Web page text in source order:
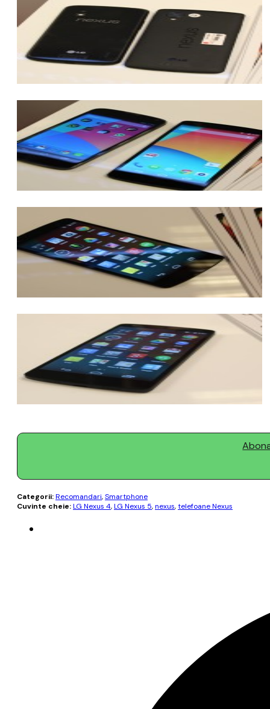
Categorii:Recomandari,Smartphone
Cuvinte cheie:LG Nexus 4,LG Nexus 5,nexus,telefoane Nexus